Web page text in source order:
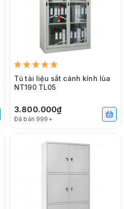
Tủ tài liệu sắt cánh kính lùa
NT190 TL05
3.800.000₫
Đã bán 999+